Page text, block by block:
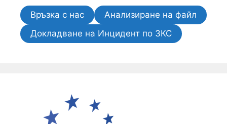
Връзка с нас
Анализиране на файл
Докладване на Инцидент по ЗКС